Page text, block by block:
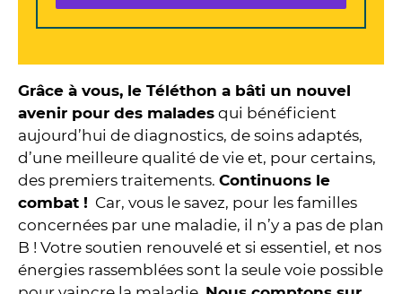
Grâce à vous, le Téléthon a bâti un nouvel
avenir pour des malades qui bénéficient
aujourd’hui de diagnostics, de soins adaptés,
d’une meilleure qualité de vie et, pour certains,
des premiers traitements. Continuons le
combat ! Car, vous le savez, pour les familles
concernées par une maladie, il n’y a pas de plan
B ! Votre soutien renouvelé et si essentiel, et nos
énergies rassemblées sont la seule voie possible